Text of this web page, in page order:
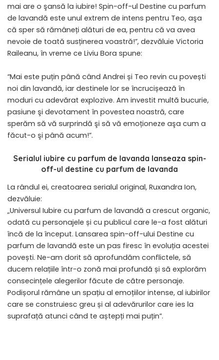
mai are o şansă la iubire! Spin-off-ul Destine cu parfum
de lavandă este unul extrem de intens pentru Teo, aşa
că sper să rămâneți alături de ea, pentru că va avea
nevoie de toată susținerea voastră!”, dezvăluie Victoria
Raileanu, în vreme ce Liviu Bora spune:
“Mai este puțin până când Andrei și Teo revin cu povești
noi din lavandă, iar destinele lor se încrucișează în
moduri cu adevărat explozive. Am investit multă bucurie,
pasiune şi devotament în povestea noastră, care
sperăm să vă surprindă şi să vă emoționeze aşa cum a
făcut-o şi până acum!”.
Serialul iubire cu parfum de lavanda lanseaza spin-
off-ul destine cu parfum de lavanda
La rândul ei, creatoarea serialul original, Ruxandra Ion,
dezvăluie:
„Universul Iubire cu parfum de lavandă a crescut organic,
odată cu personajele și cu publicul care le-a fost alături
încă de la început. Lansarea spin-off-ului Destine cu
parfum de lavandă este un pas firesc în evoluția acestei
povești. Ne-am dorit să aprofundăm conflictele, să
ducem relațiile într-o zonă mai profundă și să explorăm
consecințele alegerilor făcute de către personaje.
Podișorul rămâne un spațiu al emoțiilor intense, al iubirilor
care se construiesc greu și al adevărurilor care ies la
suprafață atunci când te aștepți mai puțin”.